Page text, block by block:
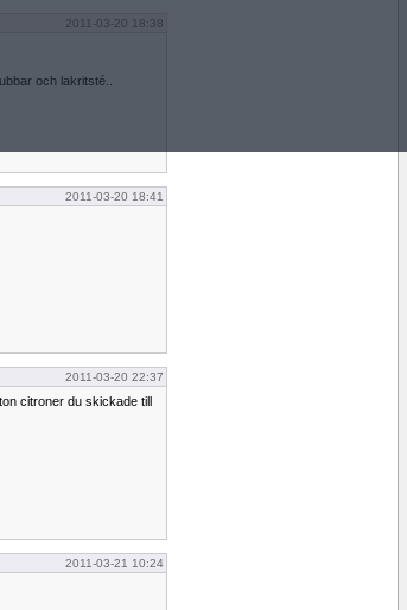
2011-03-20 18:38
och lakritsté..
2011-03-20 18:41
2011-03-20 22:37
citroner du skickade till
2011-03-21 10:24